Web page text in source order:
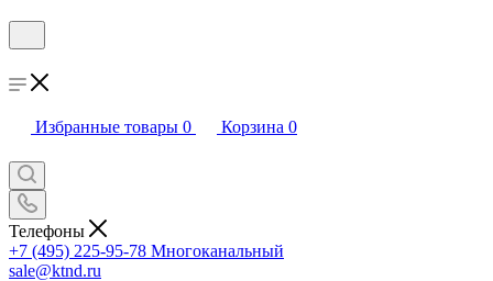
Избранные товары 0 Корзина 0
Телефоны
+7 (495) 225-95-78 Многоканальный
sale@ktnd.ru